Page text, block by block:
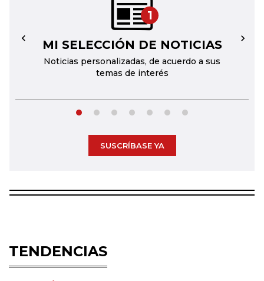
1
MI SELECCIÓN DE NOTICIAS
Noticias personalizadas, de acuerdo a sus
temas de interés
← →
SUSCRÍBASE YA
TENDENCIAS